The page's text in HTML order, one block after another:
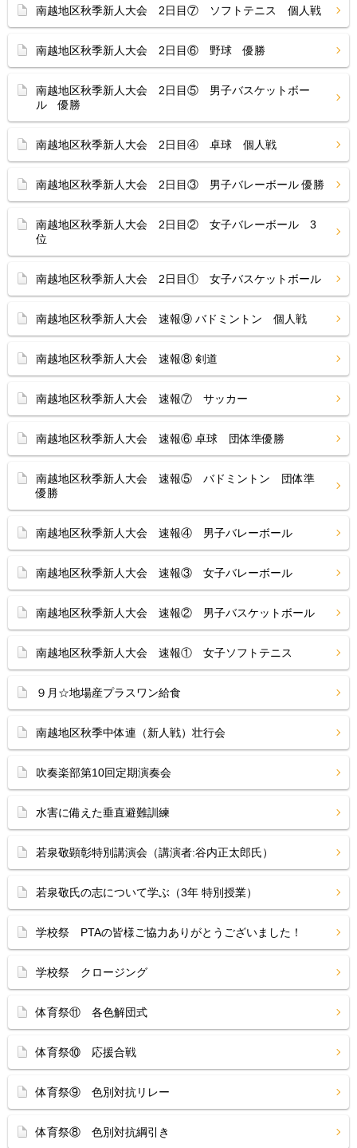
南越地区秋季新人大会 2日目⑦ ソフトテニス 個人戦
南越地区秋季新人大会 2日目⑥ 野球 優勝
南越地区秋季新人大会 2日目⑤ 男子バスケットボー
ル 優勝
南越地区秋季新人大会 2日目④ 卓球 個人戦
南越地区秋季新人大会 2日目③ 男子バレーボール 優勝
南越地区秋季新人大会 2日目② 女子バレーボール 3
位
南越地区秋季新人大会 2日目① 女子バスケットボール
南越地区秋季新人大会 速報⑨ バドミントン 個人戦
南越地区秋季新人大会 速報⑧ 剣道
南越地区秋季新人大会 速報⑦ サッカー
南越地区秋季新人大会 速報⑥ 卓球 団体準優勝
南越地区秋季新人大会 速報⑤ バドミントン 団体準
優勝
南越地区秋季新人大会 速報④ 男子バレーボール
南越地区秋季新人大会 速報③ 女子バレーボール
南越地区秋季新人大会 速報② 男子バスケットボール
南越地区秋季新人大会 速報① 女子ソフトテニス
９月☆地場産プラスワン給食
南越地区秋季中体連（新人戦）壮行会
吹奏楽部第10回定期演奏会
水害に備えた垂直避難訓練
若泉敬顕彰特別講演会（講演者:谷内正太郎氏）
若泉敬氏の志について学ぶ（3年 特別授業）
学校祭 PTAの皆様ご協力ありがとうございました！
学校祭 クロージング
体育祭⑪ 各色解団式
体育祭⑩ 応援合戦
体育祭⑨ 色別対抗リレー
体育祭⑧ 色別対抗綱引き